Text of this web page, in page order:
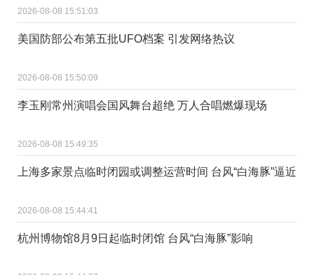
2026-08-08 15:51:03
美国防部公布第五批UFO档案 引发网络热议
2026-08-08 15:50:09
李玉刚常州演唱会国风舞台超绝 万人合唱燃爆现场
2026-08-08 15:49:35
上海多家景点临时闭园或调整运营时间 台风“白海豚”逼近
2026-08-08 15:44:41
杭州博物馆8月9日起临时闭馆 台风“白海豚”影响